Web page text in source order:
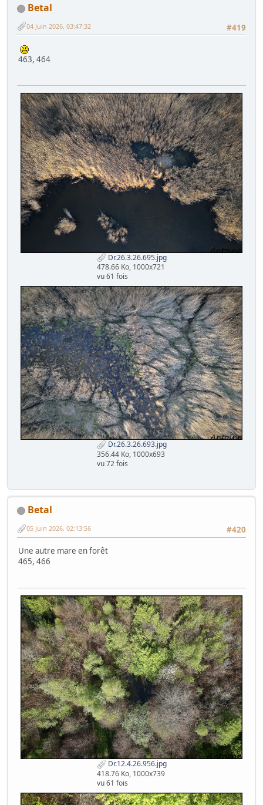
Betal
#419
04 Juin 2026, 03:47:32
463, 464
Dr.26.3.26.695.jpg
478.66 Ko, 1000x721
vu 61 fois
Dr.26.3.26.693.jpg
356.44 Ko, 1000x693
vu 72 fois
Betal
#420
05 Juin 2026, 02:13:56
Une autre mare en forêt
465, 466
Dr.12.4.26.956.jpg
418.76 Ko, 1000x739
vu 61 fois